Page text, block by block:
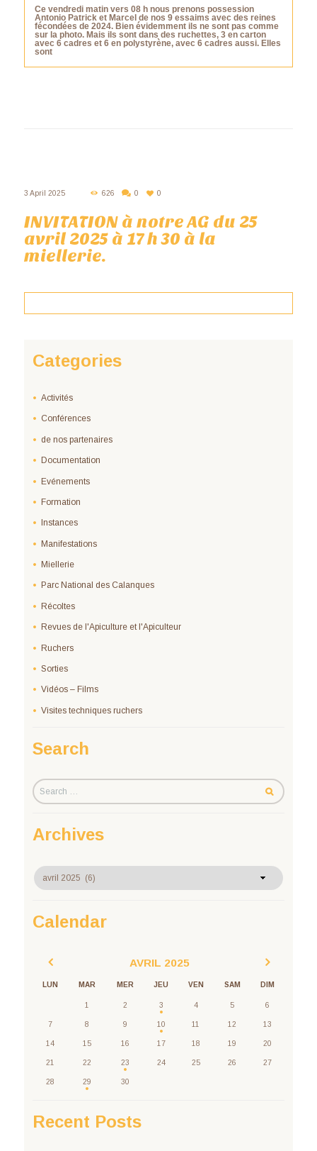
Ce vendredi matin vers 08 h nous prenons possession
Antonio Patrick et Marcel de nos 9 essaims avec des reines
fécondées de 2024. Bien évidemment ils ne sont pas comme
sur la photo. Mais ils sont dans des ruchettes, 3 en carton
avec 6 cadres et 6 en polystyrène, avec 6 cadres aussi. Elles
sont
3 April 2025 626 0 0
INVITATION à notre AG du 25
avril 2025 à 17 h 30 à la
miellerie.
Categories
Activités
Conférences
de nos partenaires
Documentation
Evénements
Formation
Instances
Manifestations
Miellerie
Parc National des Calanques
Récoltes
Revues de l'Apiculture et l'Apiculteur
Ruchers
Sorties
Vidéos – Films
Visites techniques ruchers
Search
Archives
Archives
Calendar
AVRIL 2025
LUN MAR MER JEU VEN SAM DIM
1 2 3 4 5 6
7 8 9 10 11 12 13
14 15 16 17 18 19 20
21 22 23 24 25 26 27
28 29 30
Recent Posts